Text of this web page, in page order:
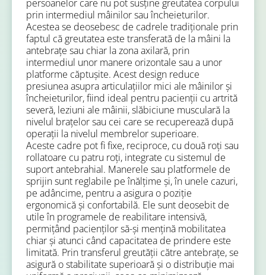
persoanelor care nu pot susține greutatea corpului
prin intermediul mâinilor sau încheieturilor.
Acestea se deosebesc de cadrele tradiționale prin
faptul că greutatea este transferată de la mâini la
antebrațe sau chiar la zona axilară, prin
intermediul unor manere orizontale sau a unor
platforme căptușite. Acest design reduce
presiunea asupra articulațiilor mici ale mâinilor și
încheieturilor, fiind ideal pentru pacienții cu artrită
severă, leziuni ale mâinii, slăbiciune musculară la
nivelul brațelor sau cei care se recuperează după
operații la nivelul membrelor superioare.
Aceste cadre pot fi fixe, reciproce, cu două roți sau
rollatoare cu patru roți, integrate cu sistemul de
suport antebrahial. Manerele sau platformele de
sprijin sunt reglabile pe înălțime și, în unele cazuri,
pe adâncime, pentru a asigura o poziție
ergonomică și confortabilă. Ele sunt deosebit de
utile în programele de reabilitare intensivă,
permițând pacienților să-și mențină mobilitatea
chiar și atunci când capacitatea de prindere este
limitată. Prin transferul greutății către antebrațe, se
asigură o stabilitate superioară și o distribuție mai